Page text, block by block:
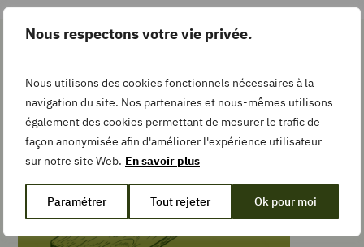
Nous respectons votre vie privée.
Nous utilisons des cookies fonctionnels nécessaires à la
navigation du site. Nos partenaires et nous-mêmes utilisons
également des cookies permettant de mesurer le trafic de
façon anonymisée afin d'améliorer l'expérience utilisateur
sur notre site Web. En savoir plus
Paramétrer Tout rejeter Ok pour moi
minutes
TEMPS DE
CUISSON
minutes
min
recette